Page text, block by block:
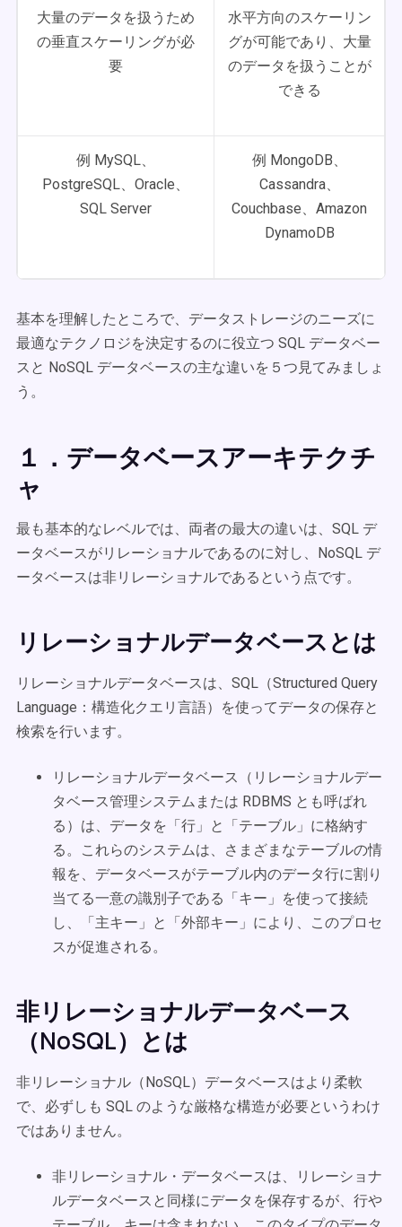
大量のデータを扱うため
の垂直スケーリングが必
要
水平方向のスケーリン
グが可能であり、大量
のデータを扱うことが
できる
例 MySQL、
PostgreSQL、Oracle、
SQL Server
例 MongoDB、
Cassandra、
Couchbase、Amazon
DynamoDB
基本を理解したところで、データストレージのニーズに
最適なテクノロジを決定するのに役立つ SQL データベー
スと NoSQL データベースの主な違いを５つ見てみましょ
う。
１．データベースアーキテクチ
ャ
最も基本的なレベルでは、両者の最大の違いは、SQL デ
ータベースがリレーショナルであるのに対し、NoSQL デ
ータベースは非リレーショナルであるという点です。
リレーショナルデータベースとは
リレーショナルデータベースは、SQL（Structured Query
Language：構造化クエリ言語）を使ってデータの保存と
検索を行います。
リレーショナルデータベース（リレーショナルデー
タベース管理システムまたは RDBMS とも呼ばれ
る）は、データを「行」と「テーブル」に格納す
る。これらのシステムは、さまざまなテーブルの情
報を、データベースがテーブル内のデータ行に割り
当てる一意の識別子である「キー」を使って接続
し、「主キー」と「外部キー」により、このプロセ
スが促進される。
非リレーショナルデータベース
（NoSQL）とは
非リレーショナル（NoSQL）データベースはより柔軟
で、必ずしも SQL のような厳格な構造が必要というわけ
ではありません。
非リレーショナル・データベースは、リレーショナ
ルデータベースと同様にデータを保存するが、行や